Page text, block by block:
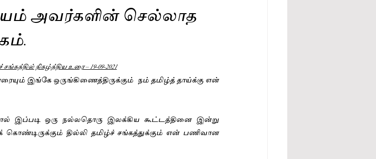
அவர்களின் செல்லாத
சங்கத்தில் நிகழ்த்திய உரை – 19-09-2021
இங்கே ஒருங்கிணைத்திருக்கும்  நம் தமிழ்த் தாய்க்கு என்
இப்படி ஒரு நல்லதொரு இலக்கிய கூட்டத்தினை இன்று
தில்லி தமிழ்ச் சங்கத்துக்கும் என் பணிவான